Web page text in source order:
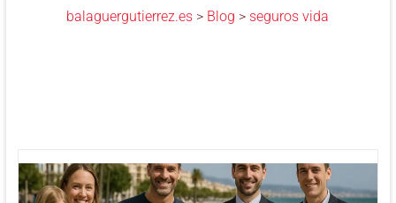
balaguergutierrez.es > Blog > seguros vida